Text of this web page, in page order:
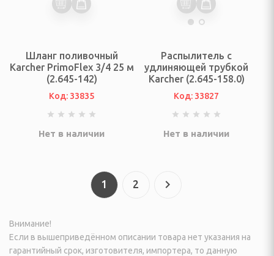
для смесителей
Шланг поливочный
Karcher PrimoFlex 3/4 25 м
(2.645-142)
Код: 33835
Нет в наличии
Распылитель с
удлиняющей трубкой
Karcher (2.645-158.0)
Код: 33827
Нет в наличии
1 2
Внимание!
Если в вышеприведённом описании товара нет указания на
гарантийный срок, изготовителя, импортера, то данную